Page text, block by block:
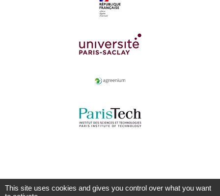
This site uses cookies and gives you control over what you want